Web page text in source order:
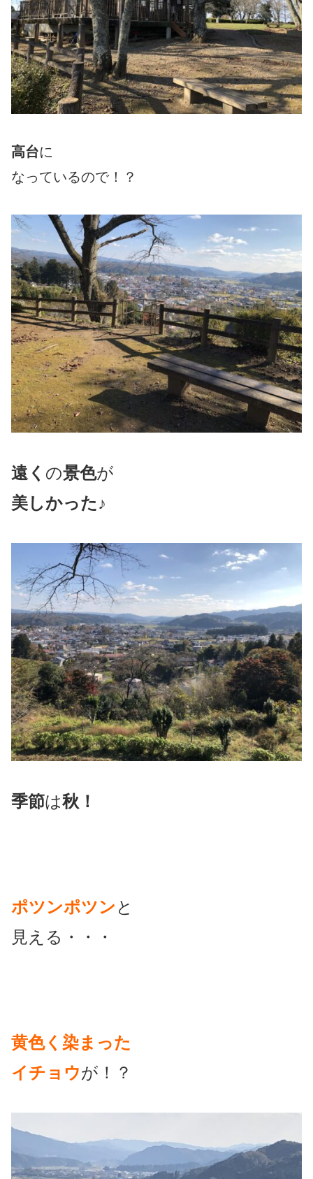
高台に
なっているので！？
遠く の景色が
美しかった♪
季節は秋！
ポツンポツン と
見える・・・
黄色く染まった
イチョウが！？